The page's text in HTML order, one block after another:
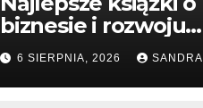
biznesie i rozwoju
firmy
6 SIERPNIA, 2026 SANDRA